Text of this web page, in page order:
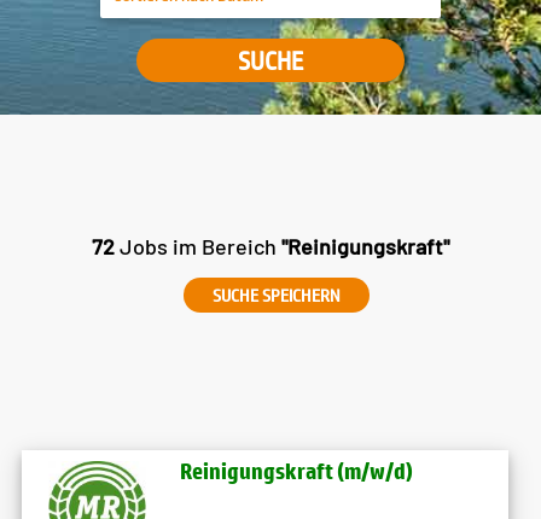
SUCHE
72Jobs im Bereich "Reinigungskraft"
SUCHE SPEICHERN
Reinigungskraft (m​/w​/d)